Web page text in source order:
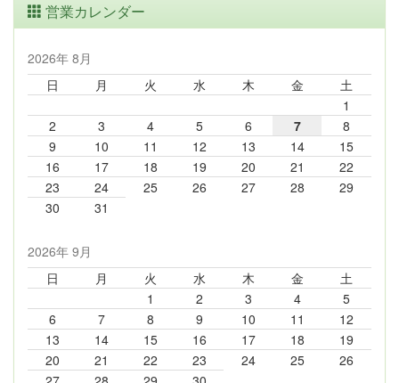
営業カレンダー
2026年 8月
日
月 火 水 木 金
土
1
2
3 4 5 6 7
8
9
10 11 12 13 14
15
16
17 18 19 20 21
22
23
24 25 26 27 28
29
30
31
2026年 9月
日
月 火 水 木 金
土
1
2 3 4
5
6
7 8 9 10 11
12
13
14 15 16 17 18
19
20
21 22 23 24 25
26